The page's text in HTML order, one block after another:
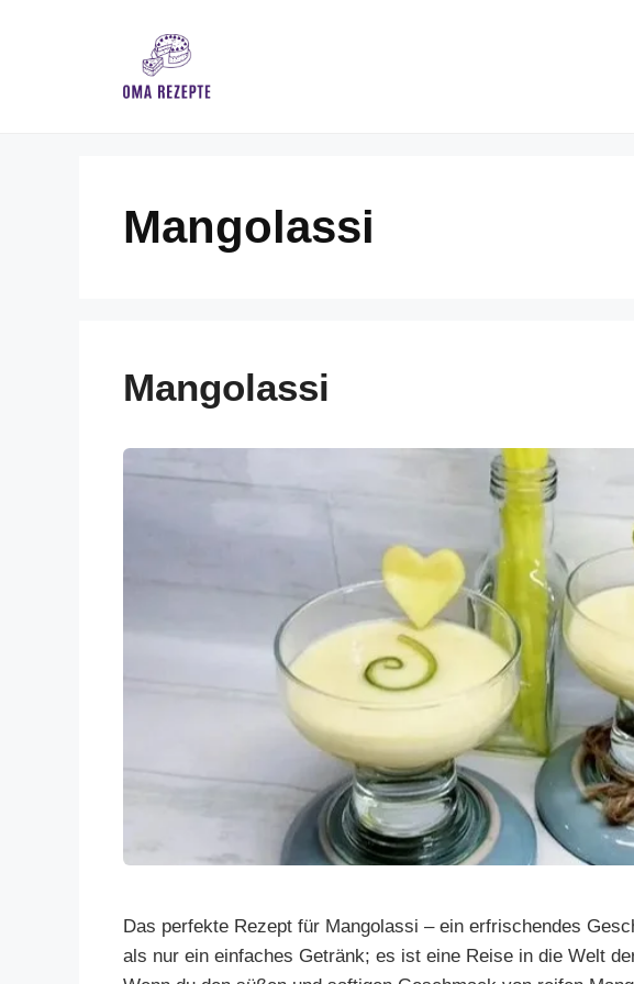
Mangolassi
Mangolassi
Das perfekte Rezept für Mangolassi – ein erfrischendes
als nur ein einfaches Getränk; es ist eine Reise in die Welt